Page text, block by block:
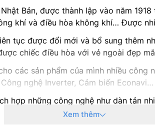
Bản, được thành lập vào năm
khí và điều hòa không khí… Được
tục được đổi mới và bổ sung thêm
chiếc điều hòa với vẻ ngoài đẹp
các sản phẩm của mình nhiều công
nghệ Inverter, Cảm biến
hợp những công nghệ như dàn tản
Panasonic cũng mang đến sự an
Xem thêm